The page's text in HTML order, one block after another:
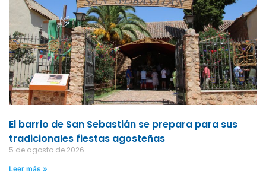
El barrio de San Sebastián se prepara para sus
tradicionales fiestas agosteñas
5 de agosto de 2026
Leer más »